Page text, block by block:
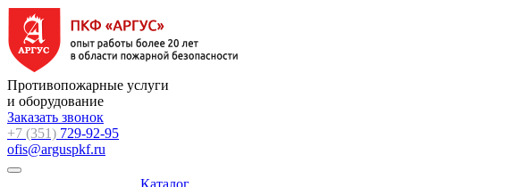
Противопожарные услуги
и оборудование
Заказать звонок
+7 (351) 729-92-95
ofis@arguspkf.ru
Каталог